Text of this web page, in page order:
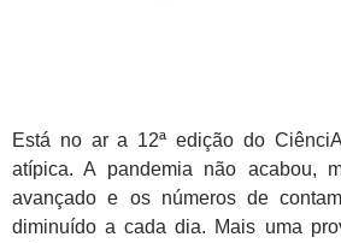
Está no ar a 12ª edição do
atípica. A pandemia não acabou,
avançado e os números de
diminuído a cada dia. Mais uma